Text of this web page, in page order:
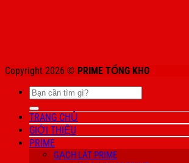
Copyright 2026 © PRIME TỔNG KHO
Tìm
kiếm:
TRANG CHỦ
GIỚI THIỆU
PRIME
GẠCH LÁT PRIME